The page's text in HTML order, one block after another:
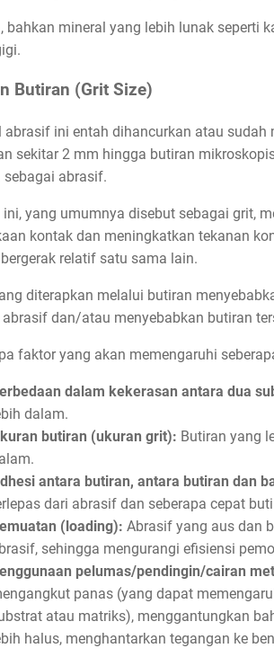
bahkan mineral yang lebih lunak seperti
Butiran (Grit Size)
abrasif ini entah dihancurkan atau
sekitar 2 mm hingga butiran
sebagai abrasif.
ini, yang umumnya disebut sebagai grit,
kontak dan meningkatkan tekanan
relatif satu sama lain.
diterapkan melalui butiran
dan/atau menyebabkan butiran
faktor yang akan memengaruhi
dalam kekerasan antara dua
dalam.
butiran (ukuran grit): Butiran yang
antara butiran, antara butiran dan
dari abrasif dan seberapa cepat
(loading): Abrasif yang aus dan
sehingga mengurangi efisiensi
pelumas/pendingin/cairan
panas (yang dapat
atau matriks), menggantungkan
halus, menghantarkan tegangan ke